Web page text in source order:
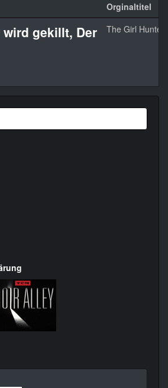
Orginaltitel
gekillt, Der The Girl Hunters